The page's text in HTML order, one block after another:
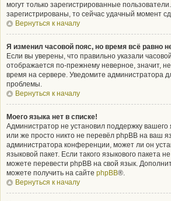
могут только зарегистрированные
зарегистрированы, то сейчас удачный момент
Вернуться к началу
Я изменил часовой пояс, но время всё равно
Если вы уверены, что правильно указали
отображается по-прежнему неверное, значит,
время на сервере. Уведомите администратора
проблемы.
Вернуться к началу
Моего языка нет в списке!
Администратор не установил поддержку
или же просто никто не перевёл phpBB на ваш
администратора конференции, может ли он
языковой пакет. Если такого языкового пакета
можете перевести phpBB на свой язык.
можете получить на сайте phpBB®.
Вернуться к началу